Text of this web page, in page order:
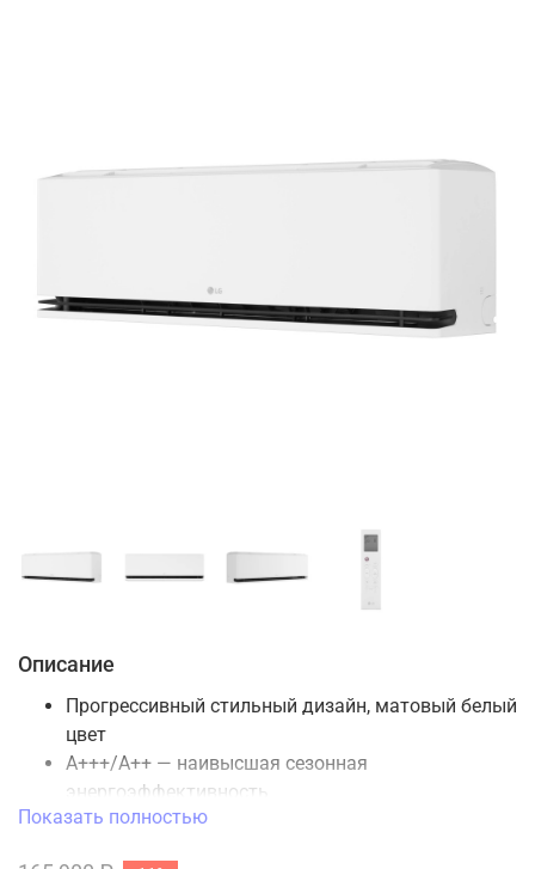
Описание
Прогрессивный стильный дизайн, матовый белый
цвет
A+++/A++ — наивысшая сезонная
энергоэффективность
От 19 дБ(А) — низкий уровень шума. Спокойный
Показать полностью